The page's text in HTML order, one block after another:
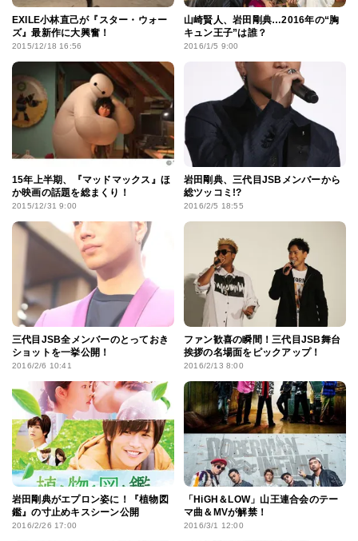
EXILE小林直己が『スター・ウォー
ズ』最新作に大興奮！
2015/12/18 16:56
山崎賢人、岩田剛典…2016年の“胸
キュン王子”は誰？
2016/1/5 9:00
15年上半期、『マッドマックス』ほ
か映画の話題を総まくり！
2015/12/31 9:00
岩田剛典、三代目JSBメンバーから
総ツッコミ!?
2016/2/5 18:55
三代目JSB全メンバーのとっておき
ショットを一挙公開！
2016/2/6 10:41
ファン歓喜の瞬間！三代目JSB舞台
挨拶の名場面をピックアップ！
2016/2/13 8:00
岩田剛典がエプロン姿に！『植物図
鑑』の寸止めキスシーン公開
2016/2/26 17:00
「HiGH＆LOW」山王連合会のテー
マ曲＆MVが解禁！
2016/3/1 12:00